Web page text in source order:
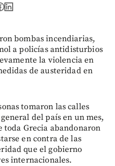
bombas incendiarias,
a policías antidisturbios
la violencia en
de austeridad en
tomaron las calles
del país en un mes,
toda Grecia abandonaron
en contra de las
que el gobierno
internacionales.